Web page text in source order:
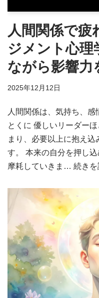
人間関係で疲
ジメント心理
ながら影響力
2025年12月12日
人間関係は、気持ち、感
とくに 優しいリーダー
まり、必要以上に抱え込
す。 本来の自分を押し
摩耗していきま… 続き